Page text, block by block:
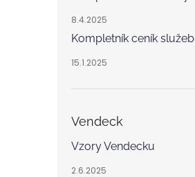
8.4.2025
Kompletník ceník služeb
15.1.2025
Vendeck
Vzory Vendecku
2.6.2025